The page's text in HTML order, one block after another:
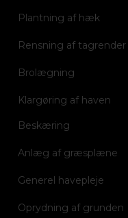
Plantning af hæk
Rensning af tagrender
Brolægning
Klargøring af haven
Beskæring
Anlæg af græsplæne
Generel havepleje
Oprydning af grunden